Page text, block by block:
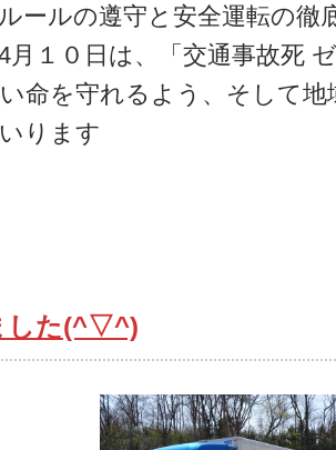
ールの遵守と安全運転の徹
月１０日は、「交通事故死
命を守れるよう、そして
ります
した(^▽^)